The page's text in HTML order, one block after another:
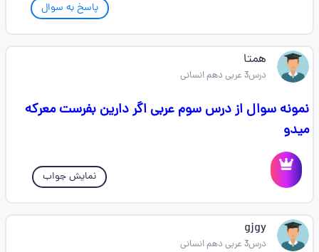
پاسخ به سوال
همتا
درس3 عربی دهم انسانی
نمونه سوال از درس سوم عربی اگر دارین بفرست معرکه
میدو
نمایش جواب
gjgy
درس3 عربی دهم انسانی